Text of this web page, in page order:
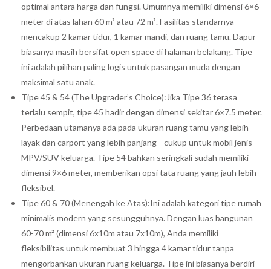
optimal antara harga dan fungsi. Umumnya memiliki dimensi 6×6
meter di atas lahan 60 m² atau 72 m². Fasilitas standarnya
mencakup 2 kamar tidur, 1 kamar mandi, dan ruang tamu. Dapur
biasanya masih bersifat open space di halaman belakang. Tipe
ini adalah pilihan paling logis untuk pasangan muda dengan
maksimal satu anak.
Tipe 45 & 54 (The Upgrader’s Choice):Jika Tipe 36 terasa
terlalu sempit, tipe 45 hadir dengan dimensi sekitar 6×7.5 meter.
Perbedaan utamanya ada pada ukuran ruang tamu yang lebih
layak dan carport yang lebih panjang—cukup untuk mobil jenis
MPV/SUV keluarga. Tipe 54 bahkan seringkali sudah memiliki
dimensi 9×6 meter, memberikan opsi tata ruang yang jauh lebih
fleksibel.
Tipe 60 & 70 (Menengah ke Atas):Ini adalah kategori tipe rumah
minimalis modern yang sesungguhnya. Dengan luas bangunan
60-70 m² (dimensi 6x10m atau 7x10m), Anda memiliki
fleksibilitas untuk membuat 3 hingga 4 kamar tidur tanpa
mengorbankan ukuran ruang keluarga. Tipe ini biasanya berdiri